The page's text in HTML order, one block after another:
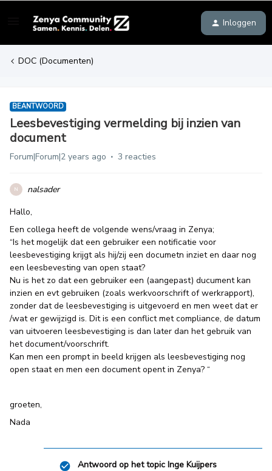
Inloggen
DOC (Documenten)
BEANTWOORD
Leesbevestiging vermelding bij inzien van
document
Forum|Forum|2 years ago 3 reacties
N
nalsader
Hallo,
Een collega heeft de volgende wens/vraag in Zenya;
“Is het mogelijk dat een gebruiker een notificatie voor
leesbevestiging krijgt als hij/zij een documetn inziet en daar nog
een leesbevesting van open staat?
Nu is het zo dat een gebruiker een (aangepast) ducument kan
inzien en evt gebruiken (zoals werkvoorschrift of werkrapport),
zonder dat de leesbevestiging is uitgevoerd en men weet dat er
/wat er gewijzigd is. Dit is een conflict met compliance, de datum
van uitvoeren leesbevestiging is dan later dan het gebruik van
het document/voorschrift.
Kan men een prompt in beeld krijgen als leesbevestiging nog
open staat en men een document opent in Zenya? “
groeten,
Nada
Antwoord op het topic Inge Kuijpers